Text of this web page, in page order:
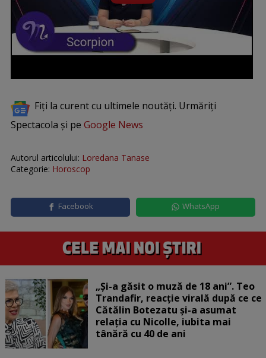
Fiți la curent cu ultimele noutăți. Urmăriți
Spectacola și pe Google News
Autorul articolului: Loredana Tanase
Categorie: Horoscop
Facebook WhatsApp
„Și-a găsit o muză de 18 ani”. Teo
Trandafir, reacție virală după ce ce
Cătălin Botezatu și-a asumat
relația cu Nicolle, iubita mai
tânără cu 40 de ani